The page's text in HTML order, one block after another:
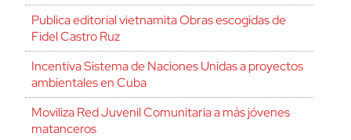
Publica editorial vietnamita Obras escogidas de
Fidel Castro Ruz
Incentiva Sistema de Naciones Unidas a proyectos
ambientales en Cuba
Moviliza Red Juvenil Comunitaria a más jóvenes
matanceros